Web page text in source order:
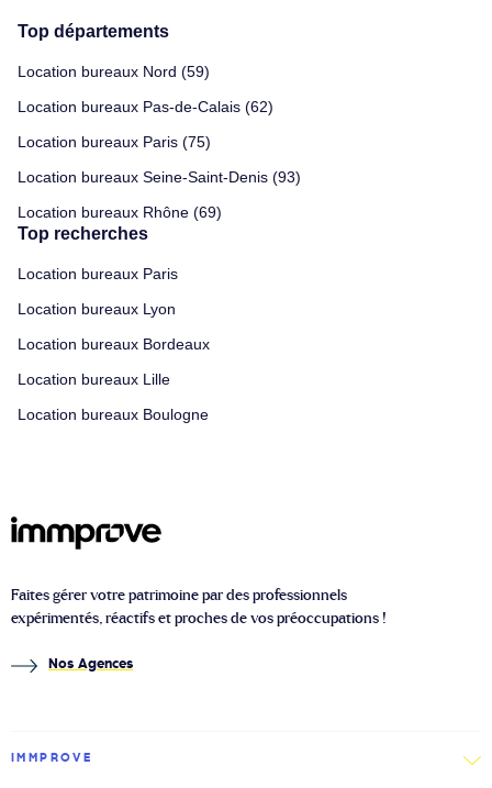
Top départements
Location bureaux Nord (59)
Location bureaux Pas-de-Calais (62)
Location bureaux Paris (75)
Location bureaux Seine-Saint-Denis (93)
Location bureaux Rhône (69)
Top recherches
Location bureaux Paris
Location bureaux Lyon
Location bureaux Bordeaux
Location bureaux Lille
Location bureaux Boulogne
Faites gérer votre patrimoine par des professionnels
expérimentés, réactifs et proches de vos préoccupations !
Nos Agences
IMMPROVE